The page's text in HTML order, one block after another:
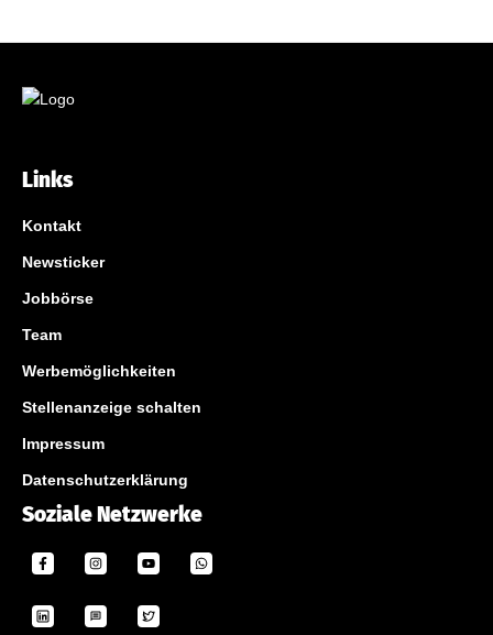
Links
Kontakt
Newsticker
Jobbörse
Team
Werbemöglichkeiten
Stellenanzeige schalten
Impressum
Datenschutzerklärung
Soziale Netzwerke